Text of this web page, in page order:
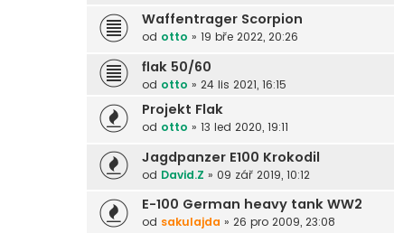
Waffentrager Scorpion
od otto » 19 bře 2022, 20:26
flak 50/60
od otto » 24 lis 2021, 16:15
Projekt Flak
od otto » 13 led 2020, 19:11
Jagdpanzer E100 Krokodil
od David.Z » 09 zář 2019, 10:12
E-100 German heavy tank WW2
od sakulajda » 26 pro 2009, 23:08